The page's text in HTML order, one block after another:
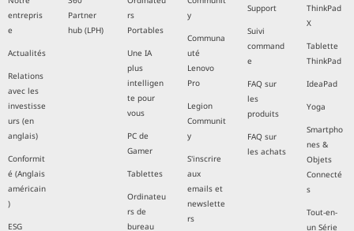
entrepris
e
Actualités
Relations
avec les
investisse
urs (en
anglais)
Conformit
é (Anglais
américain
)
ESG
Partner
hub (LPH)
rs
Portables
Une IA
plus
intelligen
te pour
vous
PC de
Gamer
Tablettes
Ordinateu
rs de
bureau
y
Communa
uté
Lenovo
Pro
Legion
Communit
y
S'inscrire
aux
emails et
newslette
rs
Support
Suivi
command
e
FAQ sur
les
produits
FAQ sur
les achats
ThinkPad
X
Tablette
ThinkPad
IdeaPad
Yoga
Smartpho
nes &
Objets
Connecté
s
Tout-en-
un Série